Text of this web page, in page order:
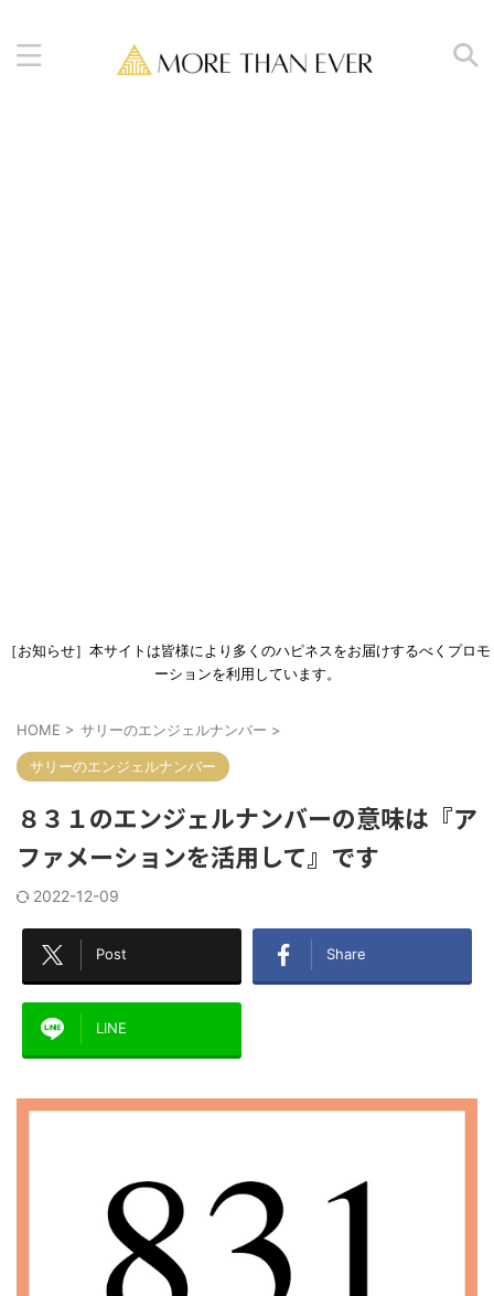
［お知らせ］本サイトは皆様により多くのハピネスをお届けするべくプロモ
ーションを利用しています。
HOME > サリーのエンジェルナンバー >
サリーのエンジェルナンバー
８３１のエンジェルナンバーの意味は『ア
ファメーションを活用して』です
2022-12-09
Post Share
LINE